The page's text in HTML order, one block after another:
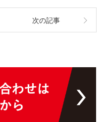
次の記事